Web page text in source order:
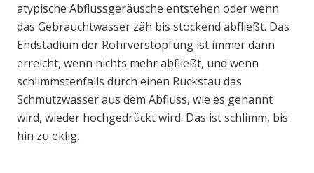
atypische Abflussgeräusche entstehen oder wenn
das Gebrauchtwasser zäh bis stockend abfließt. Das
Endstadium der Rohrverstopfung ist immer dann
erreicht, wenn nichts mehr abfließt, und wenn
schlimmstenfalls durch einen Rückstau das
Schmutzwasser aus dem Abfluss, wie es genannt
wird, wieder hochgedrückt wird. Das ist schlimm, bis
hin zu eklig.